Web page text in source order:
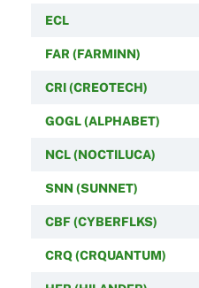
ECL
FAR (FARMINN)
CRI (CREOTECH)
GOGL (ALPHABET)
NCL (NOCTILUCA)
SNN (SUNNET)
CBF (CYBERFLKS)
CRQ (CRQUANTUM)